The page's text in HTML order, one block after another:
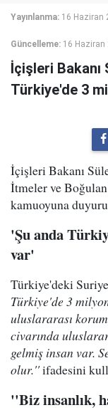
Yayınlanma: 16 Haziran
Güncelleme: 16 Haziran
İçişleri Bakanı
Türkiye'de 3
İçişleri Bakanı
İtmeler ve
kamuoyuna
'Şu anda
var'
Türkiye'deki
Türkiye'de 3
uluslararası
civarında
gelmiş insan var.
olur.''ifadesini
''Biz insanlık,